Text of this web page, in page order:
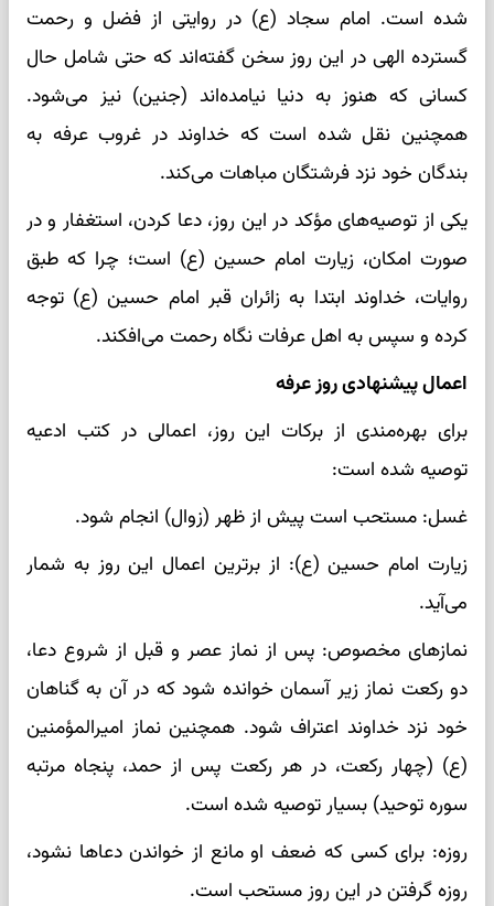
شده است. امام سجاد (ع) در روایتی از فضل و رحمت
گسترده الهی در این روز سخن گفته‌اند که حتی شامل حال
کسانی که هنوز به دنیا نیامده‌اند (جنین) نیز می‌شود.
همچنین نقل شده است که خداوند در غروب عرفه به
بندگان خود نزد فرشتگان مباهات می‌کند.
یکی از توصیه‌های مؤکد در این روز، دعا کردن، استغفار و در
صورت امکان، زیارت امام حسین (ع) است؛ چرا که طبق
روایات، خداوند ابتدا به زائران قبر امام حسین (ع) توجه
کرده و سپس به اهل عرفات نگاه رحمت می‌افکند.
اعمال پیشنهادی روز عرفه
برای بهره‌مندی از برکات این روز، اعمالی در کتب ادعیه
توصیه شده است:
غسل: مستحب است پیش از ظهر (زوال) انجام شود.
زیارت امام حسین (ع): از برترین اعمال این روز به شمار
می‌آید.
نمازهای مخصوص: پس از نماز عصر و قبل از شروع دعا،
دو رکعت نماز زیر آسمان خوانده شود که در آن به گناهان
خود نزد خداوند اعتراف شود. همچنین نماز امیرالمؤمنین
(ع) (چهار رکعت، در هر رکعت پس از حمد، پنجاه مرتبه
سوره توحید) بسیار توصیه شده است.
روزه: برای کسی که ضعف او مانع از خواندن دعاها نشود،
روزه گرفتن در این روز مستحب است.